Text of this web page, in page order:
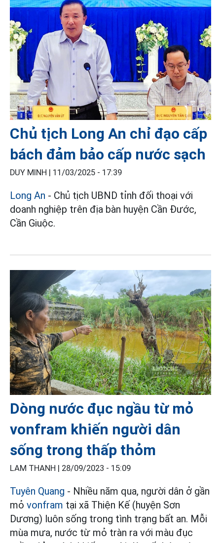
Chủ tịch Long An chỉ đạo cấp
bách đảm bảo cấp nước sạch
DUY MINH | 11/03/2025 - 17:39
Long An - Chủ tịch UBND tỉnh đối thoại với
doanh nghiệp trên địa bàn huyện Cần Đước,
Cần Giuộc.
Dòng nước đục ngầu từ mỏ
vonfram khiến người dân
sống trong thấp thỏm
LAM THANH | 28/09/2023 - 15:09
Tuyên Quang - Nhiều năm qua, người dân ở gần
mỏ vonfram tại xã Thiện Kế (huyện Sơn
Dương) luôn sống trong tình trạng bất an. Mỗi
mùa mưa, nước từ mỏ tràn ra với màu đục